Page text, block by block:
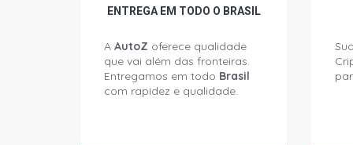
ENTREGA EM TODO O BRASIL
A AutoZ oferece qualidade
que vai além das fronteiras.
Entregamos em todo Brasil
com rapidez e qualidade.